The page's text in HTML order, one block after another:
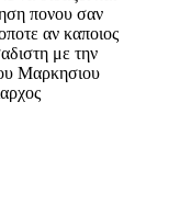
πονου σαν
αν καποιος
με την
Μαρκησιου